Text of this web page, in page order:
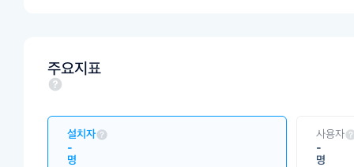
주요지표
설치자
-
명
사용자
-
명